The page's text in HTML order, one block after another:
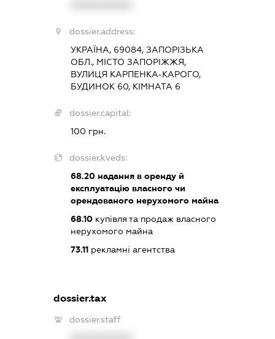
dossier.address:
УКРАЇНА, 69084, ЗАПОРІЗЬКА
ОБЛ., МІСТО ЗАПОРІЖЖЯ,
ВУЛИЦЯ КАРПЕНКА-КАРОГО,
БУДИНОК 60, КІМНАТА 6
dossier.capital:
100 грн.
dossier.kveds:
68.20 надання в оренду й
експлуатацію власного чи
орендованого нерухомого майна
68.10 купівля та продаж власного
нерухомого майна
73.11 рекламні агентства
dossier.tax
dossier.staff